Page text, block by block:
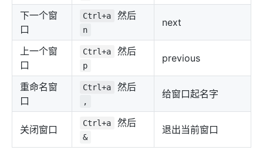
下一个窗
口
Ctrl+a 然后
n
next
上一个窗
口
Ctrl+a 然后
p
previous
重命名窗
口
Ctrl+a 然后
,
给窗口起名字
关闭窗口
Ctrl+a 然后
&
退出当前窗口